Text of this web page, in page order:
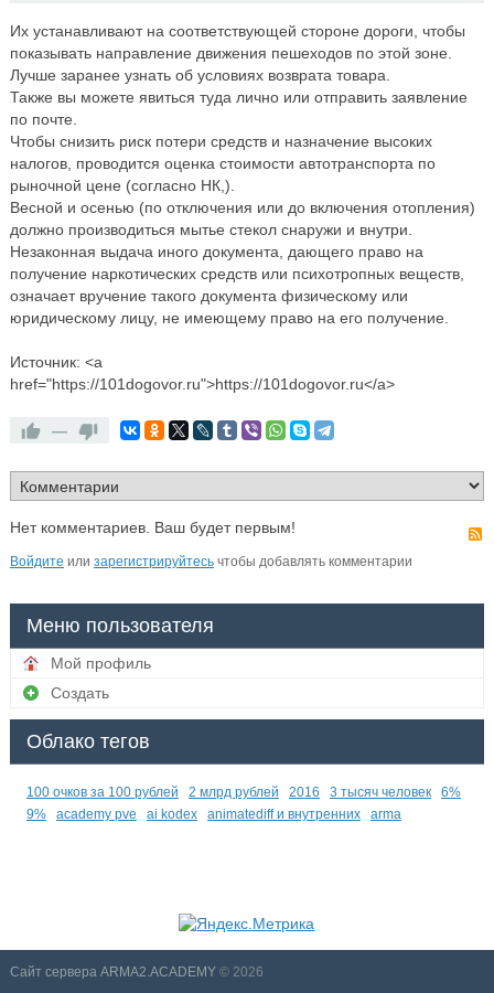
Их устанавливают на соответствующей стороне дороги, чтобы
показывать направление движения пешеходов по этой зоне.
Лучше заранее узнать об условиях возврата товара.
Также вы можете явиться туда лично или отправить заявление
по почте.
Чтобы снизить риск потери средств и назначение высоких
налогов, проводится оценка стоимости автотранспорта по
рыночной цене (согласно НК,).
Весной и осенью (по отключения или до включения отопления)
должно производиться мытье стекол снаружи и внутри.
Незаконная выдача иного документа, дающего право на
получение наркотических средств или психотропных веществ,
означает вручение такого документа физическому или
юридическому лицу, не имеющему право на его получение.
Источник: <a
href="https://101dogovor.ru">https://101dogovor.ru</a>
—
Нет комментариев. Ваш будет первым!
Войдите или зарегистрируйтесьчтобы добавлять комментарии
Меню пользователя
Мой профиль
Создать
Облако тегов
100 очков за 100 рублей 2 млрд рублей 2016 3 тысяч человек
6%
9%
academy pve ai kodex animatediff и внутренних arma
Сайт сервера ARMA2.ACADEMY© 2026